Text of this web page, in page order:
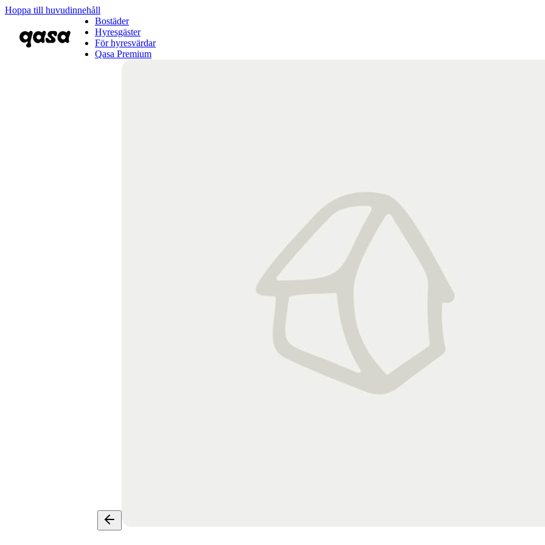
Hoppa till huvudinnehåll
Bostäder
Hyresgäster
För hyresvärdar
Qasa Premium